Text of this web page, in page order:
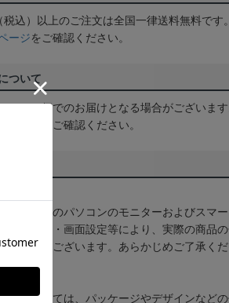
込）以上のご注文は全国一律送料無料です
ージをご確認ください。
ついて
メール便でのお届けとなる場合がございま
をご確認ください。
、お使いのパソコンのモニターおよびスマ
ー・機種・画面設定等により、実際の商品
る場合がございます。あらかじめご了承くだ
いて】
品によっては、パッケージやデザインなど